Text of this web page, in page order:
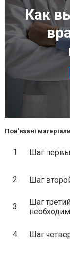
Как
Пов'язані
1 Шаг
2 Шаг
3
Шаг
4 Шаг